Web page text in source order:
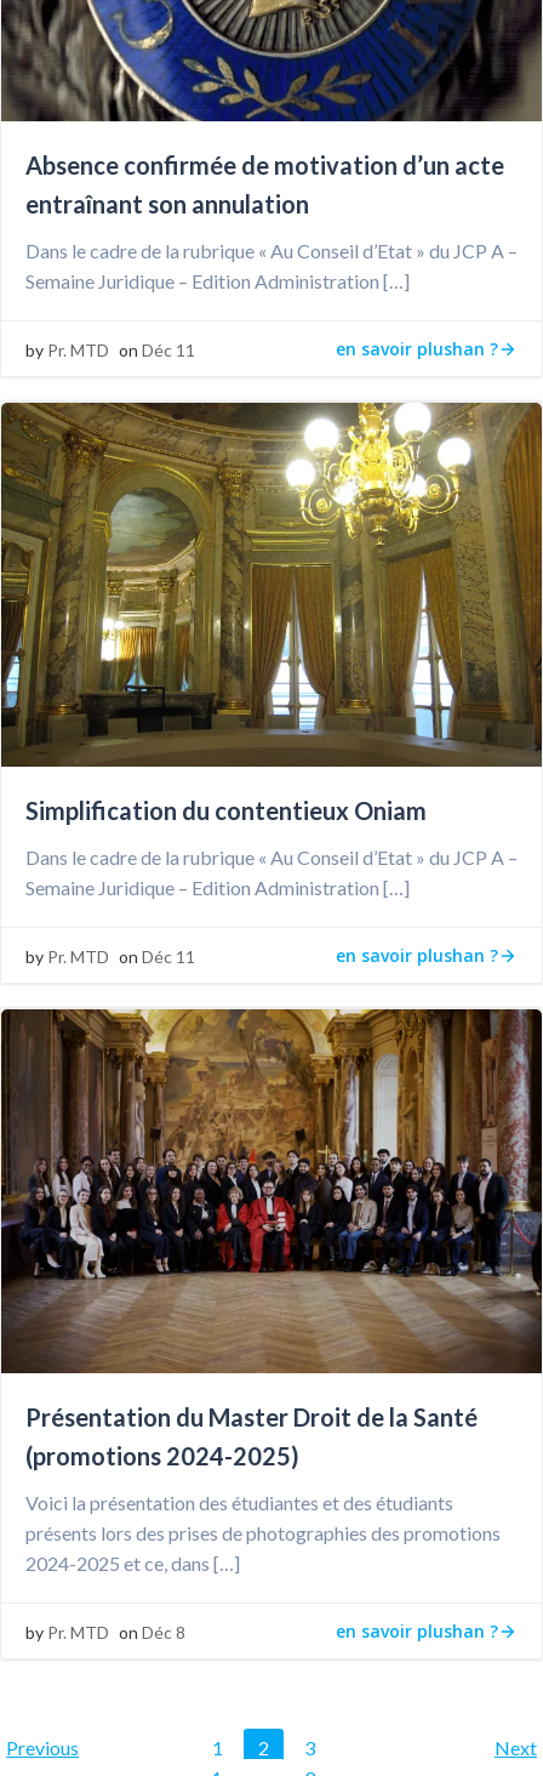
Absence confirmée de motivation d’un acte
entraînant son annulation
Dans le cadre de la rubrique « Au Conseil d’Etat » du JCP A –
Semaine Juridique – Edition Administration […]
by Pr. MTD on Déc 11 en savoir plushan ?
Simplification du contentieux Oniam
Dans le cadre de la rubrique « Au Conseil d’Etat » du JCP A –
Semaine Juridique – Edition Administration […]
by Pr. MTD on Déc 11 en savoir plushan ?
Présentation du Master Droit de la Santé
(promotions 2024-2025)
Voici la présentation des étudiantes et des étudiants
présents lors des prises de photographies des promotions
2024-2025 et ce, dans […]
by Pr. MTD on Déc 8 en savoir plushan ?
Posts
Previous
Posts
Page
1 Page
2 Page
3 Next